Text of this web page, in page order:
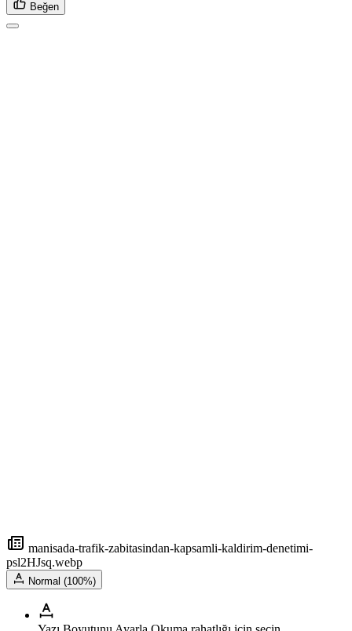
Beğen
manisada-trafik-zabitasindan-kapsamli-kaldirim-denetimi-
psl2HJsq.webp
Normal (100%)